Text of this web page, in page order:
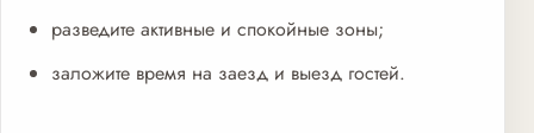
разведите активные и спокойные зоны;
заложите время на заезд и выезд гостей.